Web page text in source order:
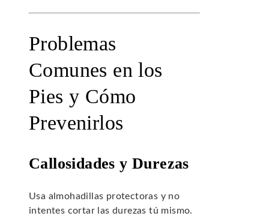
Problemas
Comunes en los
Pies y Cómo
Prevenirlos
Callosidades y Durezas
Usa almohadillas protectoras y no
intentes cortar las durezas tú mismo.